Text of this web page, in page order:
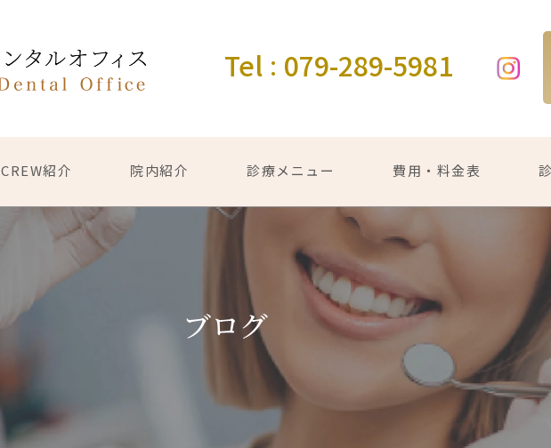
Tel ： 079-289-5981
CREW紹介 院内紹介 診療メニュー 費用・料金表
ブログ